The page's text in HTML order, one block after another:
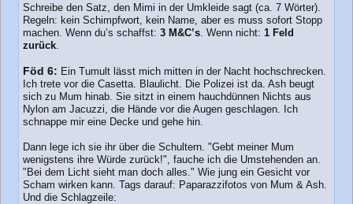
Schreibe den Satz, den Mimi in der Umkleide sagt (ca. 7 Wörter).
Regeln: kein Schimpfwort, kein Name, aber es muss sofort Stopp
machen. Wenn du’s schaffst: 3 M&C’s . Wenn nicht: 1 Feld
zurück
Föd 6: Ein Tumult lässt mich mitten in der Nacht hochschrecken.
Ich trete vor die Casetta. Blaulicht. Die Polizei ist da. Ash beugt
sich zu Mum hinab. Sie sitzt in einem hauchdünnen Nichts aus
Nylon am Jacuzzi, die Hände vor die Augen geschlagen. Ich
schnappe mir eine Decke und gehe hin.
Dann lege ich sie ihr über die Schultern. "Gebt meiner Mum
wenigstens ihre Würde zurück!", fauche ich die Umstehenden an.
"Bei dem Licht sieht man doch alles." Wie jung ein Gesicht vor
Scham wirken kann. Tags darauf: Paparazzifotos von Mum & Ash.
Und die Schlagzeile: